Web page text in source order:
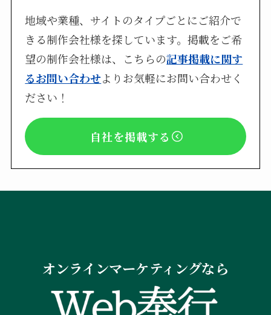
地域や業種、サイトのタイプごとにご紹介で
きる制作会社様を探しています。掲載をご希
望の制作会社様は、こちらの記事掲載に関す
るお問い合わせよりお気軽にお問い合わせく
ださい！
自社を掲載する
オンラインマーケティングなら